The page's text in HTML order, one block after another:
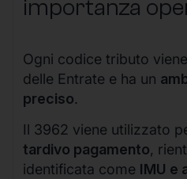
importanza
Ogni codice tributo
delle Entrate e ha un
preciso.
Il 3962 viene utilizzato
tardivo pagamento,
identificata come IMU e